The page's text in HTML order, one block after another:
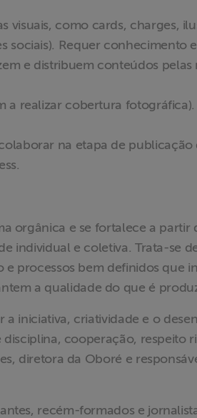
visuais, como cards, charges,
sociais). Requer conhecimento
e distribuem conteúdos pelas
a realizar cobertura
na etapa de publicação
orgânica e se fortalece a partir
individual e coletiva. Trata-se
processos bem definidos que
a qualidade do que é
a iniciativa, criatividade e o
cooperação, respeito
diretora da Oboré e
recém-formados e